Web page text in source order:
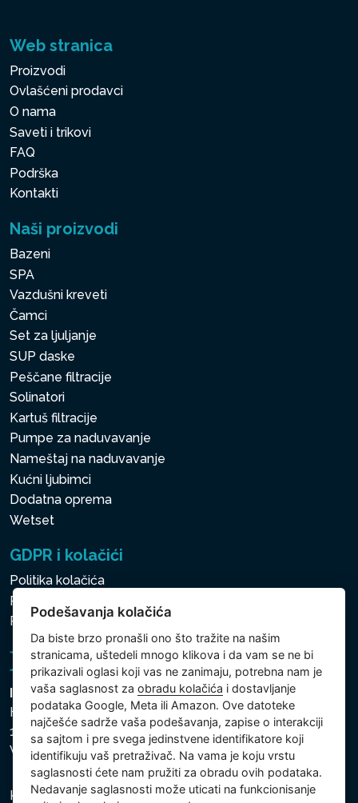
Web stranica
Proizvodi
Ovlašćeni prodavci
O nama
Saveti i trikovi
FAQ
Podrška
Kontakti
Naši proizvodi
Bazeni
SPA
Vazdušni kreveti
Čamci
Set za ljuljanje
SUP daske
Peščane filtracije
Solinatori
Kartuš filtracije
Pumpe za naduvavanje
Nameštaj na naduvavanje
Kućni ljubimci
Dodatna oprema
Wetset
GDPR i kolačići
Politika kolačića
Politika zaštite ličnih i drugih obrađivanih podataka
Politika kolačića
Intex Trading, s.r.o.
Hradecká 2526/3
130 00 Praha 3
Vinohrady - Česká republika
Kompanija je registrovana u Opštinskom sudu u Pragu,
Podešavanja kolačića
Da biste brzo pronašli ono što tražite na našim
stranicama, uštedeli mnogo klikova i da vam se ne bi
prikazivali oglasi koji vas ne zanimaju, potrebna nam je
vaša saglasnost zaobradu kolačića i dostavljanje
podataka Google, Meta ili Amazon. Ove datoteke
najčešće sadrže vaša podešavanja, zapise o interakciji
sa sajtom i pre svega jedinstvene identifikatore koji
identifikuju vaš pretraživač. Na vama je koju vrstu
saglasnosti ćete nam pružiti za obradu ovih podataka.
Nedavanje saglasnosti može uticati na funkcionisanje